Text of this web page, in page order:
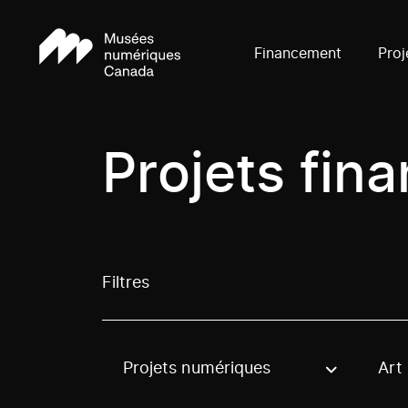
Financement
Projets
Filtres
Use these options to filter projects by
Projets numériques Art